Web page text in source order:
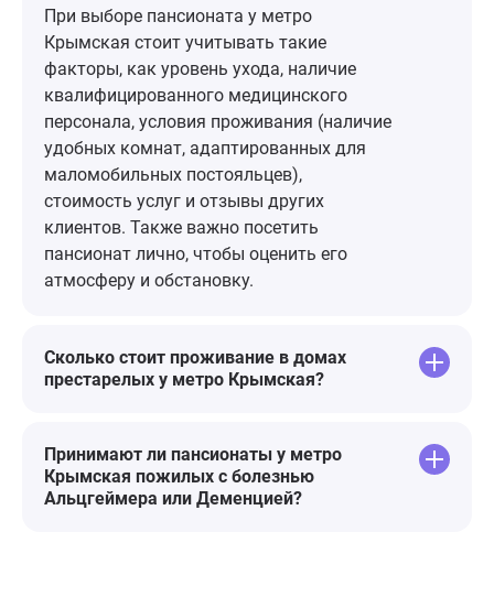
удручающая обстановка бессилия
и билета в один конец, но
вероятно это потому что вокруг
одни старики и нет спонсорской
поддержки. Несмотря на все
пессимистичные мысли, огромная
благодарность персоналу,
руководству и отдельная - Юлии
Станиславовне!🌷
При выборе пансионата у метро
Крымская стоит учитывать такие
факторы, как уровень ухода, наличие
квалифицированного медицинского
персонала, условия проживания (наличие
удобных комнат, адаптированных для
маломобильных постояльцев),
стоимость услуг и отзывы других
клиентов. Также важно посетить
пансионат лично, чтобы оценить его
атмосферу и обстановку.
Сколько стоит проживание в домах
престарелых у метро Крымская?
Принимают ли пансионаты у метро
Крымская пожилых с болезнью
Альцгеймера или Деменцией?